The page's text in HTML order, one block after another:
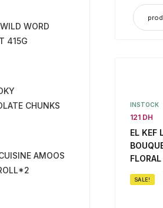
WORD
415G
CHUNKS
AMOOS
INSTOCK
121 DH
EL KEF
FLORAL
SALE!